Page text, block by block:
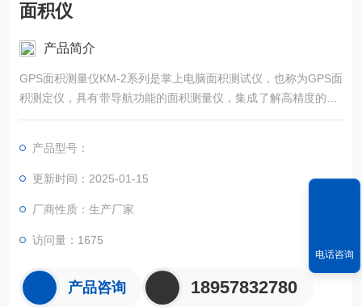
面积仪
产品简介
GPS面积测量仪KM-2系列是掌上电脑面积测试仪，也称为GPS面
积测定仪，具有带导航功能的面积测量仪，集成了解高精度的GP
S定位系统、精确的面积计算方法和智能化的掌上电脑系统，能
产品型号：
更新时间：2025-01-15
厂商性质：生产厂家
访问量：1675
产品咨询 18957832780
电话咨询